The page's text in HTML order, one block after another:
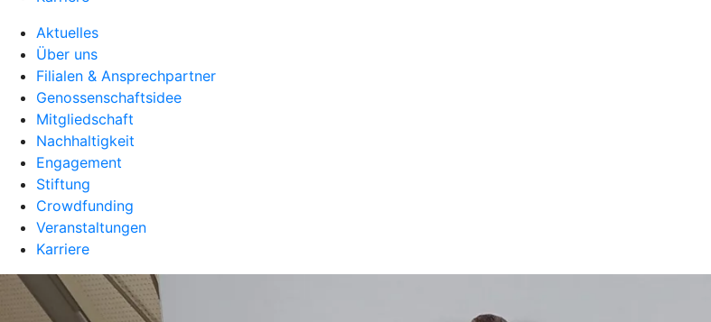
Aktuelles
Über uns
Filialen & Ansprechpartner
Genossenschaftsidee
Mitgliedschaft
Nachhaltigkeit
Engagement
Stiftung
Crowdfunding
Veranstaltungen
Karriere